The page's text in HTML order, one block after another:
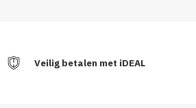
Veilig betalen met iDEAL